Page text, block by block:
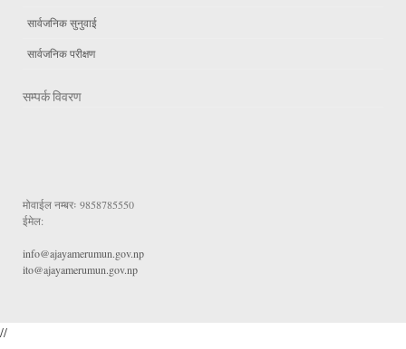
सार्वजनिक सुनुवाई
सार्वजनिक परीक्षण
सम्पर्क विवरण
मोवाईल नम्बरः 9858785550
ईमेल:
info@ajayamerumun.gov.np
ito@ajayamerumun.gov.np
//